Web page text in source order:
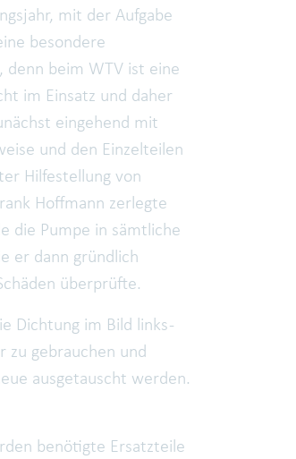
mit der Aufgabe
besondere
denn beim WTV ist eine
im Einsatz und daher
eingehend mit
und den Einzelteilen
Hilfestellung von
Hoffmann zerlegte
die Pumpe in sämtliche
er dann gründlich
überprüfte.
Dichtung im Bild links -
zu gebrauchen und
ausgetauscht werden.
benötigte Ersatzteile